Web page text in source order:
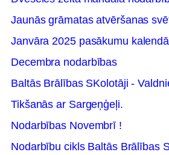
Jaunās grāmatas atvēršanas
Janvāra 2025 pasākumu
Decembra nodarbības
Baltās Brālības SKolotāji -
Tikšanās ar Sargeņģeļi.
Nodarbības Novembrī !
Nodarbību cikls Baltās Brālības